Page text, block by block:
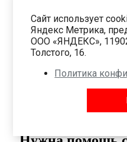
Сайт использует
Яндекс Метрика,
ООО «ЯНДЕКС»,
Толстого, 16.
Политика